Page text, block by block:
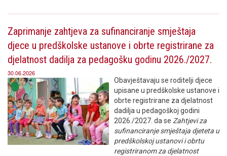
Zaprimanje zahtjeva za sufinanciranje smještaja
djece u predškolske ustanove i obrte registrirane za
djelatnost dadilja za pedagošku godinu 2026./2027.
30.06.2026
Obavještavaju se roditelji djece
upisane u predškolske ustanove i
obrte registrirane za djelatnost
dadilja u pedagoškoj godini
2026./2027. da se Zahtjevi za
sufinanciranje smještaja djeteta u
predškolskoj ustanovi i obrtu
registriranom za djelatnost